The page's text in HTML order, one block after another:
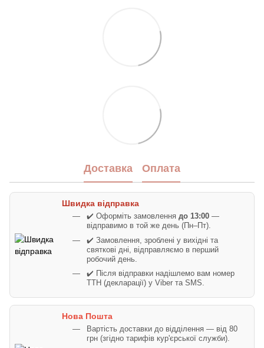
Доставка Оплата
Швидка відправка
✔️ Оформіть замовлення до 13:00 —
відправимо в той же день (Пн–Пт).
✔️ Замовлення, зроблені у вихідні та
святкові дні, відправляємо в перший
робочий день.
✔️ Після відправки надішлемо вам номер
ТТН (декларації) у Viber та SMS.
Нова Пошта
Вартість доставки до відділення — від 80
грн (згідно тарифів кур'єрської служби).